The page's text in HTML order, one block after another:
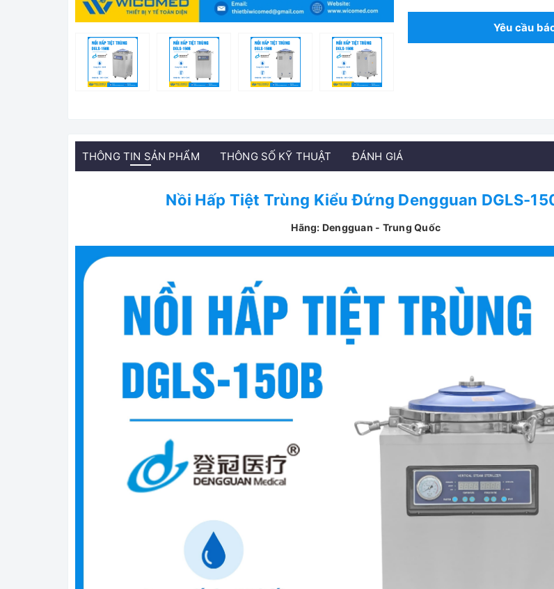
Yêu cầu
THÔNG TIN SẢN PHẨM THÔNG SỐ KỸ THUẬT ĐÁNH GIÁ
Nồi Hấp Tiệt Trùng Kiểu Đứng Dengguan DGLS-
Hãng: Dengguan - Trung Quốc